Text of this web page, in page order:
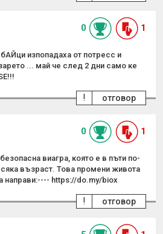
0 1
изпопадаха от потресс и
... май че след 2 дни само ке
отговор
!
0 1
виагра, която е в пъти по-
възраст. Това промени живота
направи:---- https://do.my/biox
отговор
!